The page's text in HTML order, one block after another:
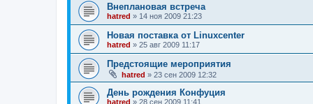
Внеплановая встреча
hatred » 14 ноя 2009 21:23
Новая поставка от Linuxcenter
hatred » 25 авг 2009 11:17
Предстоящие мероприятия
hatred » 23 сен 2009 12:32
День рождения Конфуция
hatred » 28 сен 2009 11:41